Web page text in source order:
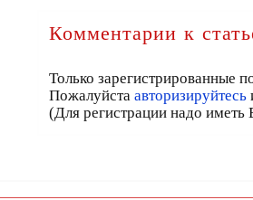
Комментарии к
Только зарегистрированные
Пожалуйста авторизируйтесь
(Для регистрации надо